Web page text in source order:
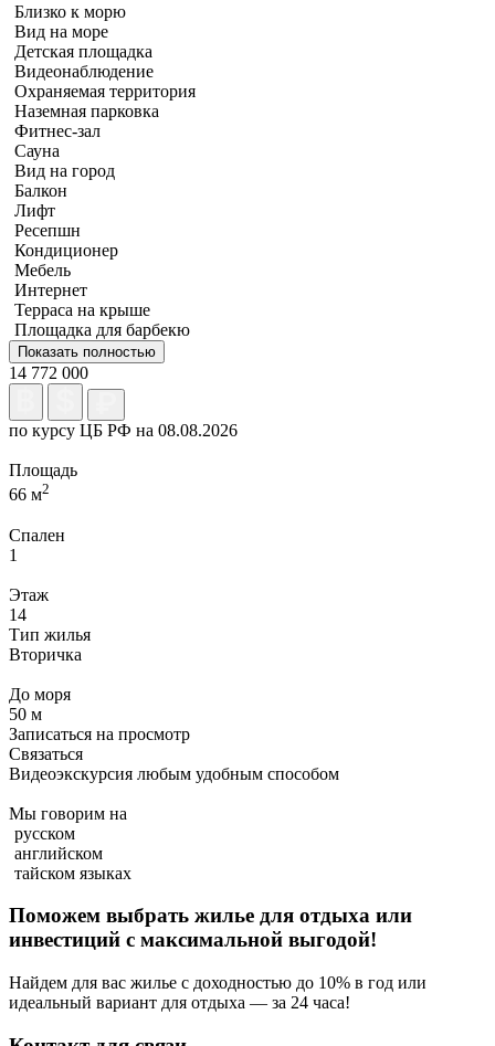
Близко к морю
Вид на море
Детская площадка
Видеонаблюдение
Охраняемая территория
Наземная парковка
Фитнес-зал
Сауна
Вид на город
Балкон
Лифт
Ресепшн
Кондиционер
Мебель
Интернет
Терраса на крыше
Площадка для барбекю
Показать полностью
14 772 000
по курсу ЦБ РФ на 08.08.2026
Площадь
66 м2
Спален
1
Этаж
14
Тип жилья
Вторичка
До моря
50 м
Записаться на просмотр
Связаться
Видеоэкскурсия любым удобным способом
Мы говорим на
русском
английском
тайском языках
Поможем выбрать жилье для отдыха или
инвестиций с максимальной выгодой!
Найдем для вас жилье с доходностью до 10% в год или
идеальный вариант для отдыха — за 24 часа!